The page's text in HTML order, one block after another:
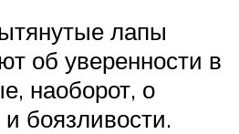
лапы
об уверенности в
наоборот, о
боязливости.